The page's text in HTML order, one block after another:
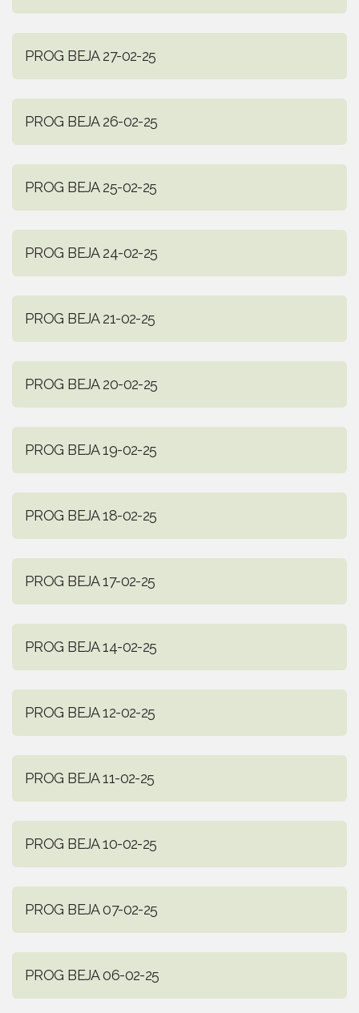
PROG BEJA 27-02-25
PROG BEJA 26-02-25
PROG BEJA 25-02-25
PROG BEJA 24-02-25
PROG BEJA 21-02-25
PROG BEJA 20-02-25
PROG BEJA 19-02-25
PROG BEJA 18-02-25
PROG BEJA 17-02-25
PROG BEJA 14-02-25
PROG BEJA 12-02-25
PROG BEJA 11-02-25
PROG BEJA 10-02-25
PROG BEJA 07-02-25
PROG BEJA 06-02-25